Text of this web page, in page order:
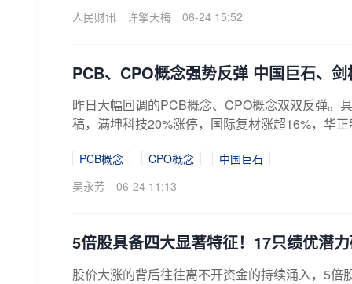
人民财讯
许擎天梅 06-24 15:52
PCB、CPO概念强势反弹 中国巨石、
昨日大幅回调的PCB概念、CPO概念双双反弹。
稿，满坤科技20%涨停，国际复材涨超16%，华
PCB概念 CPO概念
中国巨石
吴永芳
06-24 11:13
5倍股具备四大显著特征！17只绩优潜
股价大涨的背后往往离不开资金的持续涌入，5倍